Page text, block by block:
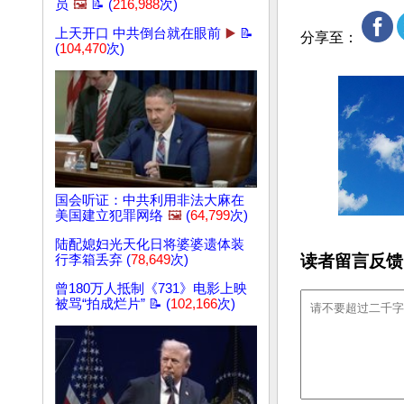
员 🖼️ 📝 (216,988次)
上天开口 中共倒台就在眼前 ▶️ 📝
(104,470次)
国会听证：中共利用非法大麻在
美国建立犯罪网络 🖼️ (64,799次)
陆配媳妇光天化日将婆婆遗体装
行李箱丢弃 (78,649次)
曾180万人抵制《731》电影上映
被骂“拍成烂片” 📝 (102,166次)
分享至：
读者留言反